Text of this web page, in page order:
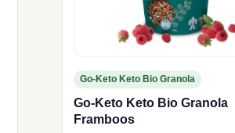
Go-Keto Keto Bio Granola
Go-Keto Keto Bio Granola
Framboos